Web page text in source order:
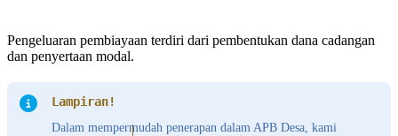
Pengeluaran pembiayaan terdiri dari pembentukan dana cadangan
dan penyertaan modal.
Lampiran!
Dalam mempermudah penerapan dalam APB Desa, kami